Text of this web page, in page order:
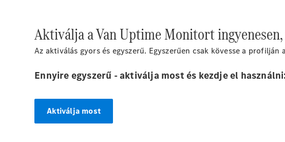
Aktiválja a Van Uptime Monitort
Az aktiválás gyors és egyszerű. Egyszerűen csak kövesse a profilján
Ennyire egyszerű - aktiválja most és kezdje el
Aktiválja most